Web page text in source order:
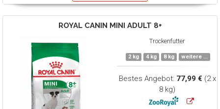
ROYAL CANIN MINI ADULT 8+
Trockenfutter
2 kg 4 kg 8 kg weitere ...
Bestes Angebot: 77,99 € (2 x
8 kg)